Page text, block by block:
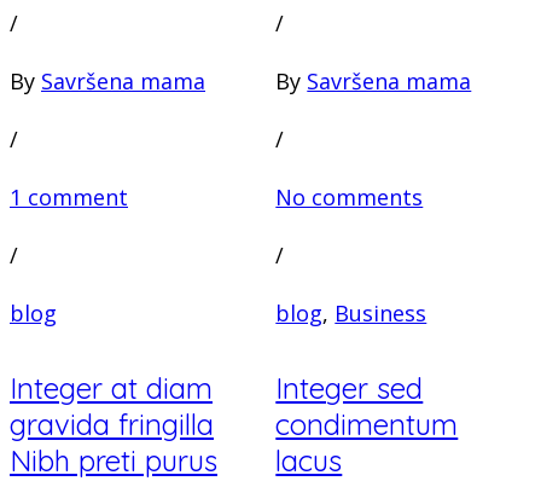
/
By Savršena mama
/
1 comment
/
blog
Integer at diam
gravida fringilla
Nibh preti purus
/
By Savršena mama
/
No comments
/
blog, Business
Integer sed
condimentum
lacus